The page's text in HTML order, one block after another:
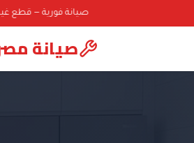
صيانة فورية — قطع غيار
صيانة